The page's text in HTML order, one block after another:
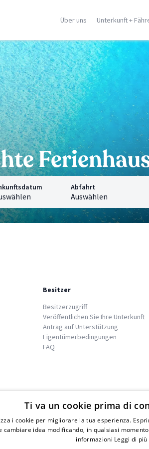
Über uns Unterkunft +
Vito Lo Capo
Orte
Korsika
Porto Vecchio
Moriani
Ghisonaccia
Ile Rousse
Ajaccio
Calvì
Saint Florent
Alle Orte
Abfahrt
Auswählen
Besitzer
Besitzerzugriff
Veröffentlichen Sie Ihre Unterkunft
Antrag auf Unterstützung
Eigentümerbedingungen
FAQ
We islands
01976730497 - Iscrizione C.I.A.A di
Ti va un cookie prima di
i cookie per migliorare la tua esperienza.
cambiare idea modificando, in qualsiasi
informazioni Leggi di più